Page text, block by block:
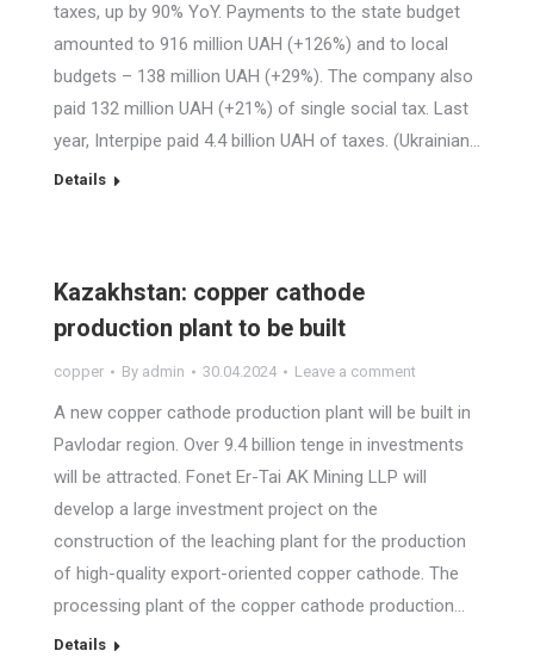
taxes, up by 90% YoY. Payments to the state budget
amounted to 916 million UAH (+126%) and to local
budgets – 138 million UAH (+29%). The company also
paid 132 million UAH (+21%) of single social tax. Last
year, Interpipe paid 4.4 billion UAH of taxes. (Ukrainian…
Details
Kazakhstan: copper cathode
production plant to be built
copper By admin 30.04.2024 Leave a comment
A new copper cathode production plant will be built in
Pavlodar region. Over 9.4 billion tenge in investments
will be attracted. Fonet Er-Tai AK Mining LLP will
develop a large investment project on the
construction of the leaching plant for the production
of high-quality export-oriented copper cathode. The
processing plant of the copper cathode production…
Details